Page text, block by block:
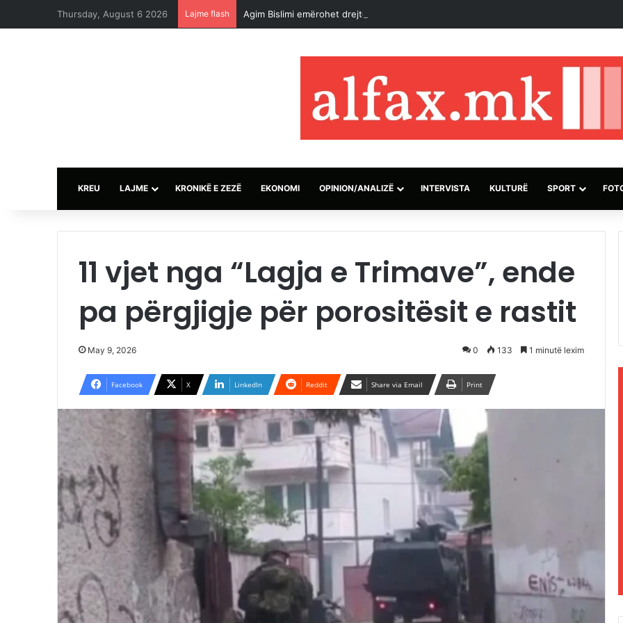
Thursday, August 6 2026 Lajme flash Agim Bislimi emërohet drejtor i ri i Muzeut të Kumanovës
KREU LAJME KRONIKË E ZEZË EKONOMI OPINION/ANALIZË INTERVISTA KULTURË SPORT
11 vjet nga “Lagja e Trimave”, ende
pa përgjigje për porositësit e rastit
May 9, 2026 0 133 1 minutë lexim
Facebook X LinkedIn Reddit Share via Email Print